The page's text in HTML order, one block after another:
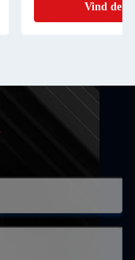
Vind de